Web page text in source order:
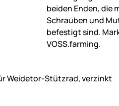
Weidetor-Stützrad, verzinkt